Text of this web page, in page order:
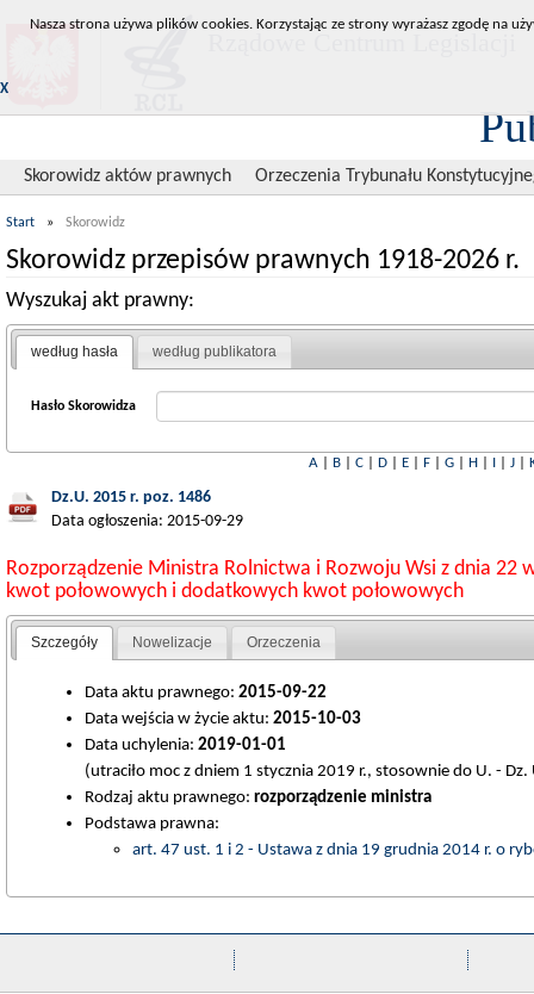
Skorowidz aktów prawnych Orzeczenia Trybunału
Start » Skorowidz
Skorowidz przepisów prawnych 1918-2026 r.
Wyszukaj akt prawny:
według hasła według publikatora
Hasło Skorowidza
A| B| C| D| E| F| G| H| I| J|
Dz.U. 2015 r. poz. 1486
Data ogłoszenia: 2015-09-29
Rozporządzenie Ministra Rolnictwa i Rozwoju Wsi z dnia 22
kwot połowowych i dodatkowych kwot połowowych
Szczegóły Nowelizacje Orzeczenia
Data aktu prawnego: 2015-09-22
Data wejścia w życie aktu: 2015-10-03
Data uchylenia: 2019-01-01
(utraciło moc z dniem 1 stycznia 2019 r., stosownie do U. -
Rodzaj aktu prawnego: rozporządzenie ministra
Podstawa prawna:
art. 47 ust. 1 i 2 - Ustawa z dnia 19 grudnia 2014 r. o
Nasza strona używa plików cookies. Korzystając ze strony wyrażasz zgodę na
X